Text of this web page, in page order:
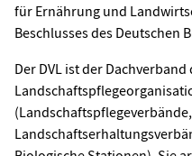
für Ernährung und
Beschlusses des Deutschen
Der DVL ist der Dachverband
(Landschaftspflegeverbände,